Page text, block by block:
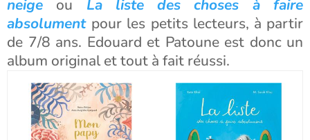
neige
ou
La liste des choses à faire
absolument pour les petits lecteurs, à partir
de 7/8 ans. Edouard et Patoune est donc un
album original et tout à fait réussi.